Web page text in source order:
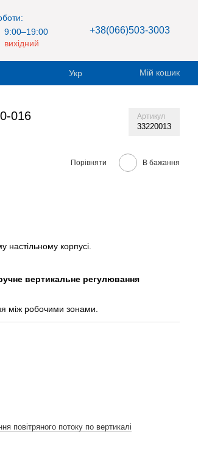
9:00–19:00
вихідний
+38(066)503-3003
Укр Мій кошик
016 Артикул
33220013
Порівняти В бажання
настільному корпусі.
вертикальне регулювання
між робочими зонами.
повітряного потоку по вертикалі